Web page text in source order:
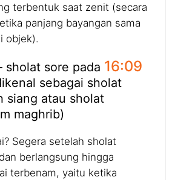
terbentuk saat zenit (secara
panjang bayangan sama
objek).
sholat sore pada 16:09
sebagai sholat
siang atau sholat
maghrib)
Segera setelah sholat
berlangsung hingga
terbenam, yaitu ketika